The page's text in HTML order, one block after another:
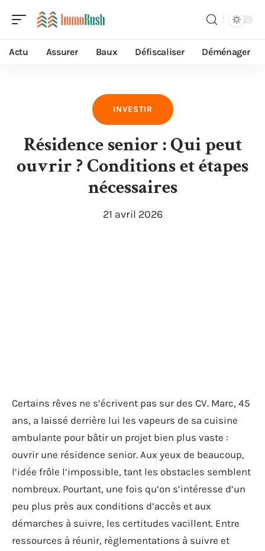
Actu Assurer Baux Défiscaliser Déménager
INVESTIR
Résidence senior : Qui peut
ouvrir ? Conditions et étapes
nécessaires
21 avril 2026
Certains rêves ne s’écrivent pas sur des CV. Marc, 45
ans, a laissé derrière lui les vapeurs de sa cuisine
ambulante pour bâtir un projet bien plus vaste :
ouvrir une résidence senior. Aux yeux de beaucoup,
l’idée frôle l’impossible, tant les obstacles semblent
nombreux. Pourtant, une fois qu’on s’intéresse d’un
peu plus près aux conditions d’accès et aux
démarches à suivre, les certitudes vacillent. Entre
ressources à réunir, règlementations à suivre et